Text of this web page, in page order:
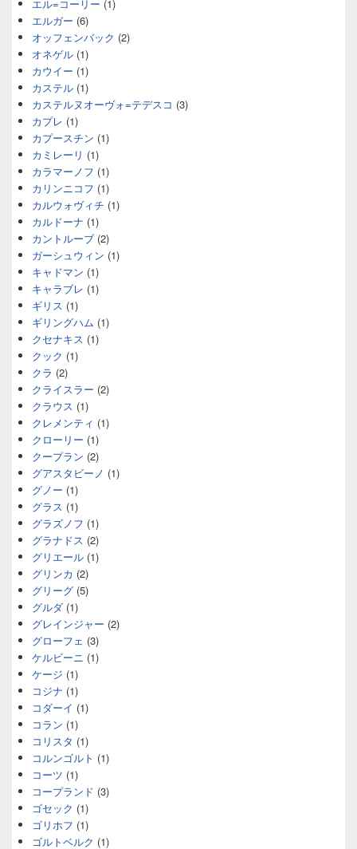
エル=コーリー (1)
エルガー (6)
オッフェンバック (2)
オネゲル (1)
カウイー (1)
カステル (1)
カステルヌオーヴォ=テデスコ (3)
カプレ (1)
カプースチン (1)
カミレーリ (1)
カラマーノフ (1)
カリンニコフ (1)
カルウォヴィチ (1)
カルドーナ (1)
カントルーブ (2)
ガーシュウィン (1)
キャドマン (1)
キャラブレ (1)
ギリス (1)
ギリングハム (1)
クセナキス (1)
クック (1)
クラ (2)
クライスラー (2)
クラウス (1)
クレメンティ (1)
クローリー (1)
クープラン (2)
グアスタビーノ (1)
グノー (1)
グラス (1)
グラズノフ (1)
グラナドス (2)
グリエール (1)
グリンカ (2)
グリーグ (5)
グルダ (1)
グレインジャー (2)
グローフェ (3)
ケルビーニ (1)
ケージ (1)
コジナ (1)
コダーイ (1)
コラン (1)
コリスタ (1)
コルンゴルト (1)
コーツ (1)
コープランド (3)
ゴセック (1)
ゴリホフ (1)
ゴルトベルク (1)